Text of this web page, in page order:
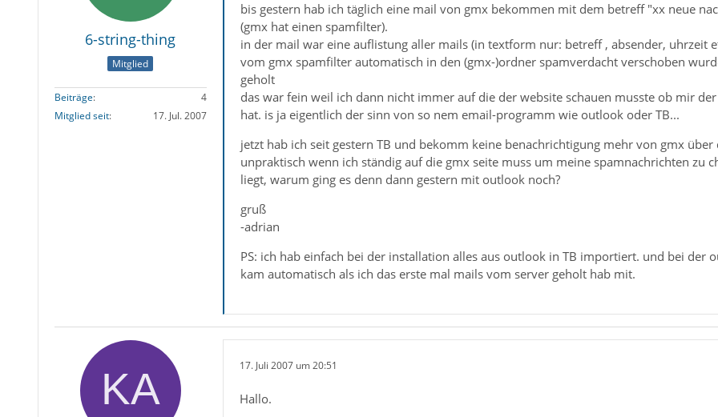
6-string-thing
Mitglied
Beiträge
4
Mitglied seit
17. Jul. 2007
bis gestern hab ich täglich eine mail von gmx bekommen mit dem betreff "xx neue
(gmx hat einen spamfilter).
in der mail war eine auflistung aller mails (in textform nur: betreff , absender, uhrzeit
vom gmx spamfilter automatisch in den (gmx-)ordner spamverdacht verschoben
geholt
das war fein weil ich dann nicht immer auf die der website schauen musste ob mir
hat. is ja eigentlich der sinn von so nem email-programm wie outlook oder TB...
jetzt hab ich seit gestern TB und bekomm keine benachrichtigung mehr von gmx
unpraktisch wenn ich ständig auf die gmx seite muss um meine spamnachrichten zu
liegt, warum ging es denn dann gestern mit outlook noch?
gruß
-adrian
PS: ich hab einfach bei der installation alles aus outlook in TB importiert. und bei
kam automatisch als ich das erste mal mails vom server geholt hab mit.
17. Juli 2007 um 20:51
Hallo.